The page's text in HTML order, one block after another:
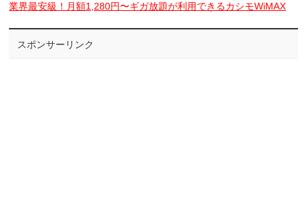
業界最安級！月額1,280円〜ギガ放題が利用できるカシモWiMAX
スポンサーリンク